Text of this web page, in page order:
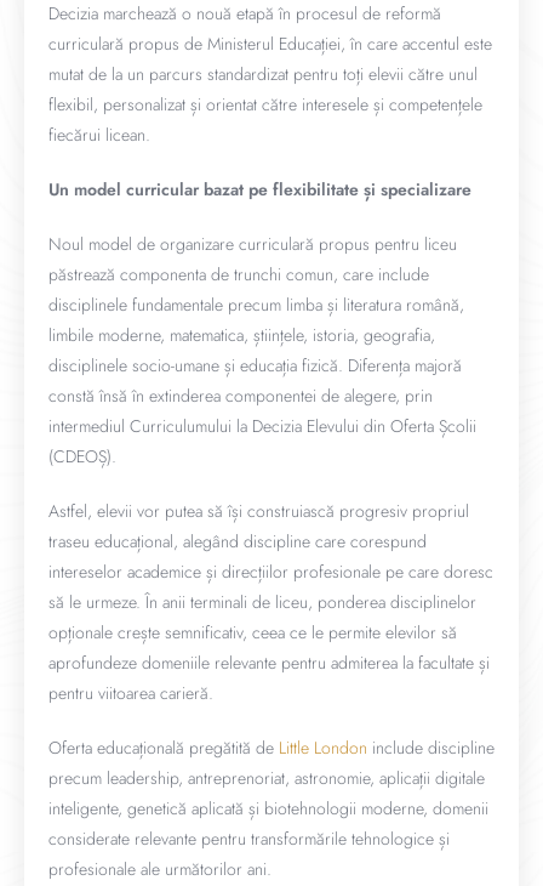
Decizia marchează o nouă etapă în procesul de reformă
curriculară propus de Ministerul Educației, în care accentul este
mutat de la un parcurs standardizat pentru toți elevii către unul
flexibil, personalizat și orientat către interesele și competențele
fiecărui licean.
Un model curricular bazat pe flexibilitate și specializare
Noul model de organizare curriculară propus pentru liceu
păstrează componenta de trunchi comun, care include
disciplinele fundamentale precum limba și literatura română,
limbile moderne, matematica, științele, istoria, geografia,
disciplinele socio-umane și educația fizică. Diferența majoră
constă însă în extinderea componentei de alegere, prin
intermediul Curriculumului la Decizia Elevului din Oferta Școlii
(CDEOȘ).
Astfel, elevii vor putea să își construiască progresiv propriul
traseu educațional, alegând discipline care corespund
intereselor academice și direcțiilor profesionale pe care doresc
să le urmeze. În anii terminali de liceu, ponderea disciplinelor
opționale crește semnificativ, ceea ce le permite elevilor să
aprofundeze domeniile relevante pentru admiterea la facultate și
pentru viitoarea carieră.
Oferta educațională pregătită de Little London include discipline
precum leadership, antreprenoriat, astronomie, aplicații digitale
inteligente, genetică aplicată și biotehnologii moderne, domenii
considerate relevante pentru transformările tehnologice și
profesionale ale următorilor ani.